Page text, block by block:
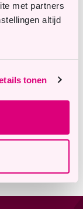
met partners
altijd
tonen
you.